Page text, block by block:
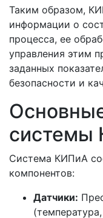
Таким образом,
информации о
процесса, ее
управления этим
заданных
безопасности и
системы
Система КИПиА
компонентов:
Датчики: